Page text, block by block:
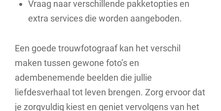
Vraag naar verschillende pakketopties en
extra services die worden aangeboden.
Een goede trouwfotograaf kan het verschil
maken tussen gewone foto’s en
adembenemende beelden die jullie
liefdesverhaal tot leven brengen. Zorg ervoor dat
je zorgvuldig kiest en geniet vervolgens van het